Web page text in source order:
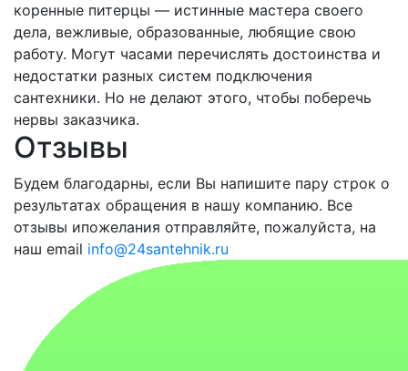
коренные питерцы — истинные мастера своего
дела, вежливые, образованные, любящие свою
работу. Могут часами перечислять достоинства и
недостатки разных систем подключения
сантехники. Но не делают этого, чтобы поберечь
нервы заказчика.
Отзывы
Будем благодарны, если Вы напишите пару строк о
результатах обращения в нашу компанию. Все
отзывы ипожелания отправляйте, пожалуйста, на
наш email info@24santehnik.ru